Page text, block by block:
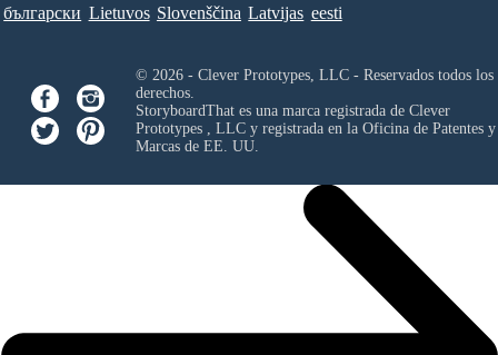
български Lietuvos Slovenščina Latvijas eesti
© 2026 - Clever Prototypes, LLC - Reservados todos los
derechos.
StoryboardThat es una marca registrada de Clever
Prototypes , LLCy registrada en la Oficina de Patentes y
Marcas de EE. UU.